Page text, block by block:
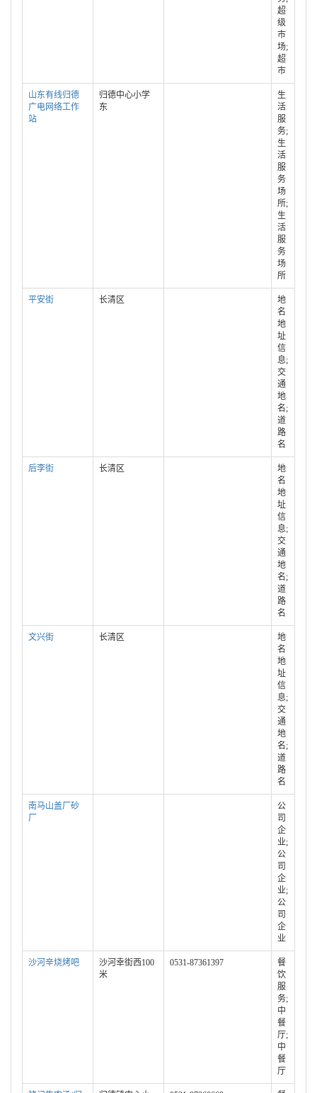
超
级
市
场;
超
市
山东有线归德
广电网络工作
站
归德中心小学
东
生
活
服
务;
生
活
服
务
场
所;
生
活
服
务
场
所
平安街 长清区
地
名
地
址
信
息;
交
通
地
名;
道
路
名
后李街 长清区
地
名
地
址
信
息;
交
通
地
名;
道
路
名
文兴街 长清区
地
名
地
址
信
息;
交
通
地
名;
道
路
名
南马山盖厂砂
厂
公
司
企
业;
公
司
企
业;
公
司
企
业
沙河辛烧烤吧
沙河幸街西100
米
0531-87361397
餐
饮
服
务;
中
餐
厅;
中
餐
厅